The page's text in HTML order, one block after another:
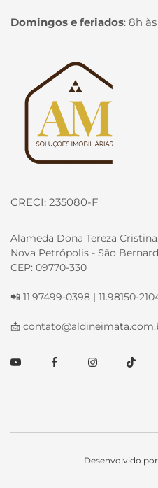
Domingos e feriados: 8h às
Página inicial
CRECI: 235080-F
Alameda Dona Tereza
Nova Petrópolis - São
CEP: 09770-330
📲 11.97499-0398 | 11.98150-
📩
YoutubeFacebookInstagramTikTok
Desenvolvido por